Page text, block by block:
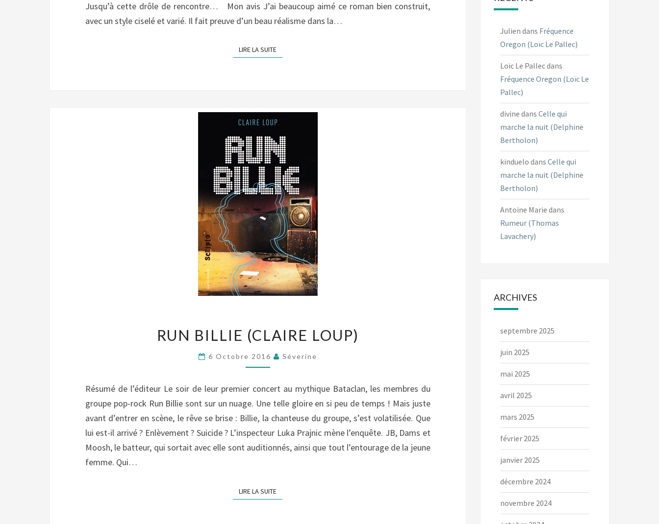
Jusqu’à cette drôle de rencontre… Mon avis J’ai beaucoup aimé ce roman bien construit,
avec un style ciselé et varié. Il fait preuve d’un beau réalisme dans la…
LIRE LA SUITELIRE LA SUITE
BILLIE
(CLAIRE
LOUP)
RUN BILLIE (CLAIRE LOUP)
6 Octobre 2016 Séverine
Résumé de l’éditeur Le soir de leur premier concert au mythique Bataclan, les membres du
groupe pop-rock Run Billie sont sur un nuage. Une telle gloire en si peu de temps ! Mais juste
avant d’entrer en scène, le rêve se brise : Billie, la chanteuse du groupe, s’est volatilisée. Que
lui est-il arrivé ? Enlèvement ? Suicide ? L’inspecteur Luka Prajnic mène l’enquête. JB, Dams et
Moosh, le batteur, qui sortait avec elle sont auditionnés, ainsi que tout l’entourage de la jeune
femme. Qui…
LIRE LA SUITELIRE LA SUITE
Julien dans Fréquence
Oregon (Loïc Le Pallec)
Loïc Le Pallecdans
Fréquence Oregon (Loïc Le
Pallec)
divine dans Celle qui
marche la nuit (Delphine
Bertholon)
kinduelo dans Celle qui
marche la nuit (Delphine
Bertholon)
Antoine Marie dans
Rumeur (Thomas
Lavachery)
ARCHIVES
septembre 2025
juin 2025
mai 2025
avril 2025
mars 2025
février 2025
janvier 2025
décembre 2024
novembre 2024